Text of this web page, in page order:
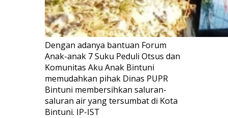
Dengan adanya bantuan Forum
Anak-anak 7 Suku Peduli Otsus dan
Komunitas Aku Anak Bintuni
memudahkan pihak Dinas PUPR
Bintuni membersihkan saluran-
saluran air yang tersumbat di Kota
Bintuni. IP-IST